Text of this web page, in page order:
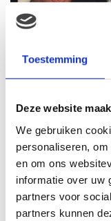
Toestemming
Deze website
We gebruiken
personaliseren,
en om ons
informatie over uw
partners voor
partners kunnen
Wat was ik